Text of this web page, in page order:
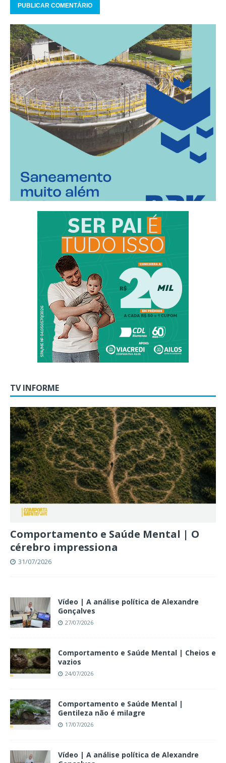
TV INFORME
Comportamento e Saúde Mental | O
cérebro impressiona
31/07/2026
Vídeo | A análise política de Alexandre
Gonçalves
27/07/2026
Comportamento e Saúde Mental | Cheios e
vazios
24/07/2026
Comportamento e Saúde Mental |
Gentileza não é milagre
17/07/2026
Vídeo | A análise política de Alexandre